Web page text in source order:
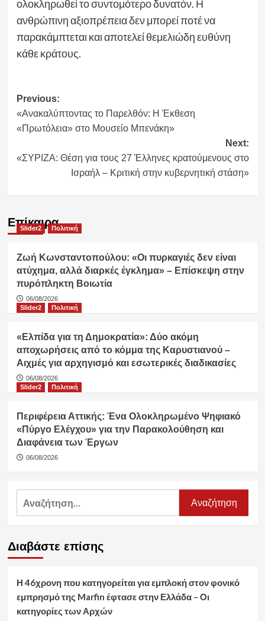
ολοκληρωθεί το συντομότερο δυνατόν. Η
ανθρώπινη αξιοπρέπεια δεν μπορεί ποτέ να
παρακάμπτεται και αποτελεί θεμελιώδη ευθύνη
κάθε κράτους.
Post
navigation
Previous:
«Ανακαλύπτοντας το Παρελθόν: Η Έκθεση
«Πρωτόλεια» στο Μουσείο Μπενάκη»
Next:
«ΣΥΡΙΖΑ: Θέση για τους 27 Έλληνες κρατούμενους στο
Ισραήλ – Κριτική στην κυβερνητική στάση»
Επίκαιρα
Slider2 Πολιτική
Ζωή Κωνσταντοπούλου: «Οι πυρκαγιές δεν είναι
ατύχημα, αλλά διαρκές έγκλημα» – Επίσκεψη στην
πυρόπληκτη Βοιωτία
06/08/2026
Slider2
Πολιτική
«Ελπίδα για τη Δημοκρατία»: Δύο ακόμη
αποχωρήσεις από το κόμμα της Καρυστιανού –
Αιχμές για αρχηγισμό και εσωτερικές διαδικασίες
06/08/2026
Slider2
Πολιτική
Περιφέρεια Αττικής: Ένα Ολοκληρωμένο Ψηφιακό
«Πύργο Ελέγχου» για την Παρακολούθηση και
Διαφάνεια των Έργων
06/08/2026
Διαβάστε επίσης
Η 46χρονη που κατηγορείται για εμπλοκή στον φονικό
εμπρησμό της Marfin έφτασε στην Ελλάδα – Οι
κατηγορίες των Αρχών